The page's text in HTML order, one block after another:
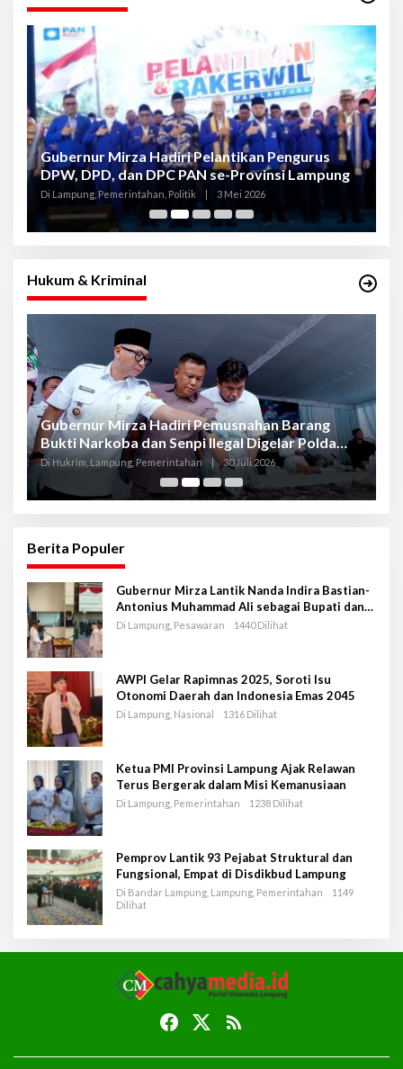
Gubernur Mirza Hadiri Pelantikan Pengurus
DPW, DPD, dan DPC PAN se-Provinsi Lampung
Di Lampung, Pemerintahan, Politik 3 Mei 2026
Hukum & Kriminal
Gubernur Mirza Hadiri Pemusnahan Barang
Bukti Narkoba dan Senpi Ilegal Digelar Polda
Lampung
Di Hukrim, Lampung, Pemerintahan | 30 Juli 2026
Berita Populer
Gubernur Mirza Lantik Nanda Indira Bastian-
Antonius Muhammad Ali sebagai Bupati dan
Wakil Bupati Pesawaran Periode 2025-2030
Di Lampung, Pesawaran 1440 Dilihat
AWPI Gelar Rapimnas 2025, Soroti Isu
Otonomi Daerah dan Indonesia Emas 2045
Di Lampung, Nasional 1316 Dilihat
Ketua PMI Provinsi Lampung Ajak Relawan
Terus Bergerak dalam Misi Kemanusiaan
Di Lampung, Pemerintahan 1238 Dilihat
Pemprov Lantik 93 Pejabat Struktural dan
Fungsional, Empat di Disdikbud Lampung
Di Bandar Lampung, Lampung, Pemerintahan
1149
Dilihat